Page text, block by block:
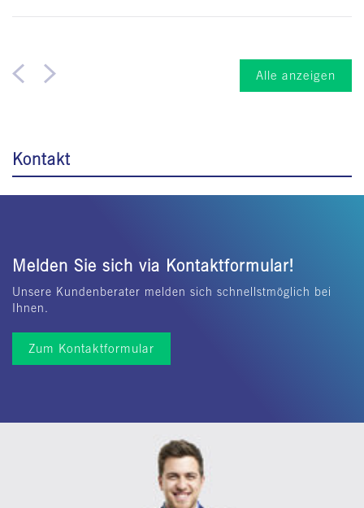
Alle anzeigen
Kontakt
Melden Sie sich via Kontaktformular!
Unsere Kundenberater melden sich schnellstmöglich bei
Ihnen.
Zum Kontaktformular